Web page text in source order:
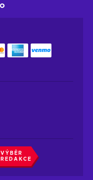
VÝBĚR
REDAKCE